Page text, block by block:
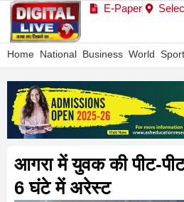
E-Paper
Home National Business World
आगरा में युवक की पीट-
6 घंटे में अरेस्ट